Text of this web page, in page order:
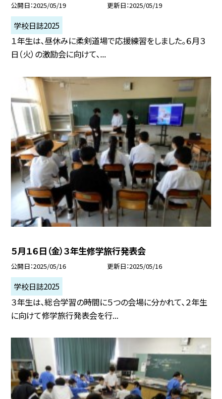
公開日 2025/05/19 更新日 2025/05/19
学校日誌2025
１年生は、昼休みに柔剣道場で応援練習をしました。６月３
日（火）の激励会に向けて、...
５月１６日（金）３年生修学旅行発表会
公開日 2025/05/16 更新日 2025/05/16
学校日誌2025
３年生は、総合学習の時間に５つの会場に分かれて、２年生
に向けて修学旅行発表会を行...